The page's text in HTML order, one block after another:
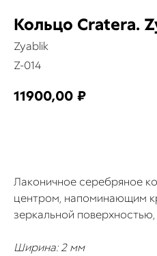
Кольцо Cratera.
Zyablik
Z-014
11900,00 ₽
Лаконичное серебряное
центром, напоминающим
зеркальной
Ширина: 2 мм